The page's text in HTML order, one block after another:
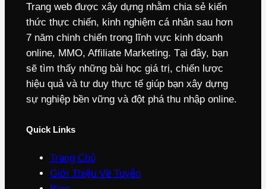
Trang web được xây dựng nhằm chia sẻ kiến
thức thực chiến, kinh nghiệm cá nhân sau hơn
7 năm chinh chiến trong lĩnh vực kinh doanh
online, MMO, Affiliate Marketing. Tại đây, bạn
sẽ tìm thấy những bài học giá trị, chiến lược
hiệu quả và tư duy thực tế giúp bạn xây dựng
sự nghiệp bền vững và đột phá thu nhập online.
Quick Links
Trang Chủ
Giới Thiệu Về Tuyên